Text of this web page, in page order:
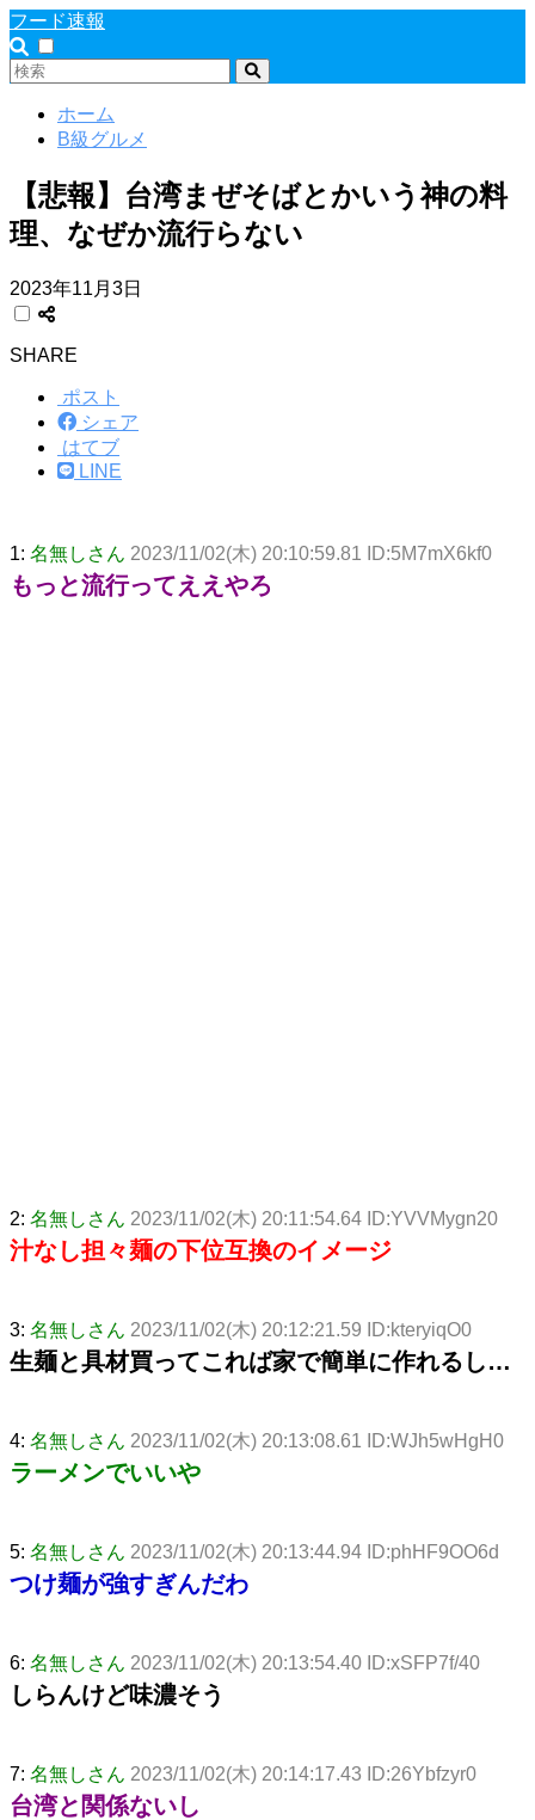
フード速報
ホーム
B級グルメ
【悲報】台湾まぜそばとかいう神の料
理、なぜか流行らない
2023年11月3日
SHARE
ポスト
シェア
はてブ
LINE
1: 名無しさん 2023/11/02(木) 20:10:59.81 ID:5M7mX6kf0
もっと流行ってええやろ
2: 名無しさん 2023/11/02(木) 20:11:54.64 ID:YVVMygn20
汁なし担々麺の下位互換のイメージ
3: 名無しさん 2023/11/02(木) 20:12:21.59 ID:kteryiqO0
生麺と具材買ってこれば家で簡単に作れるし…
4: 名無しさん 2023/11/02(木) 20:13:08.61 ID:WJh5wHgH0
ラーメンでいいや
5: 名無しさん 2023/11/02(木) 20:13:44.94 ID:phHF9OO6d
つけ麺が強すぎんだわ
6: 名無しさん 2023/11/02(木) 20:13:54.40 ID:xSFP7f/40
しらんけど味濃そう
7: 名無しさん 2023/11/02(木) 20:14:17.43 ID:26Ybfzyr0
台湾と関係ないし